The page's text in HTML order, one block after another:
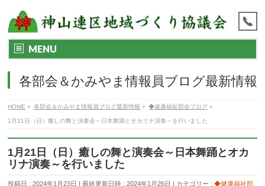
MENU
各部会＆かみやま情報員ブログ最新情報
HOME » 各部会＆かみやま情報員ブログ最新情報 » ◆健康福祉部会ブログ »
1月21日（日）癒しの舞と演奏会～日本舞踊とオカリナ演奏～を行いました
1月21日（日）癒しの舞と演奏会～日本舞踊とオカ
リナ演奏～を行いました
投稿日 : 2024年1月23日 最終更新日時 : 2024年1月26日 カテゴリー :◆健康福祉部